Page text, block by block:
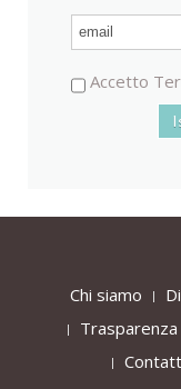
Accetto
Chi siamo
Trasparenza